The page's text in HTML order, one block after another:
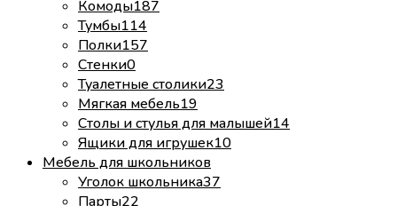
Комоды187
Тумбы114
Полки157
Стенки0
Туалетные столики23
Мягкая мебель19
Столы и стулья для малышей14
Ящики для игрушек10
Мебель для школьников
Уголок школьника37
Парты22